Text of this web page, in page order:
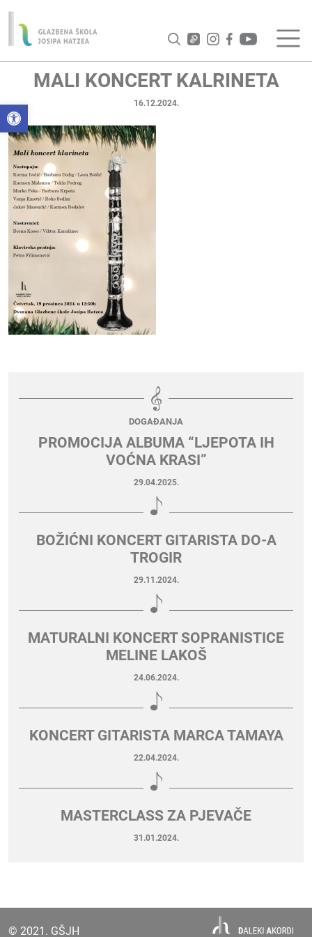
Open toolbar
MALI KONCERT KALRINETA
16.12.2024.
DOGAĐANJA
PROMOCIJA ALBUMA “LJEPOTA IH
VOĆNA KRASI”
29.04.2025.
BOŽIĆNI KONCERT GITARISTA DO-A
TROGIR
29.11.2024.
MATURALNI KONCERT SOPRANISTICE
MELINE LAKOŠ
24.06.2024.
KONCERT GITARISTA MARCA TAMAYA
22.04.2024.
MASTERCLASS ZA PJEVAČE
31.01.2024.
© 2021. GŠJH